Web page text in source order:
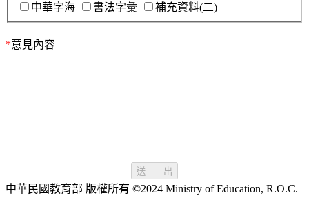
中華字海
書法字彙 補充資料(二)
*意見內容
送 出
中華民國教育部 版權所有 ©2024 Ministry of Education, R.O.C.